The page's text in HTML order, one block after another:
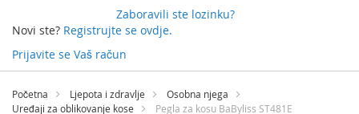
Zaboravili ste lozinku?
Novi ste? Registrujte se ovdje.
Prijavite se Vaš račun
Preskočite
sadržaj
Početna Ljepota i zdravlje
Osobna njega
Uređaji za oblikovanje kose
Pegla za kosu BaByliss ST481E